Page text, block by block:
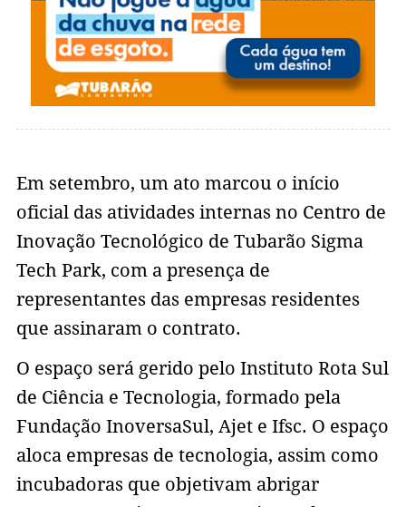
Em setembro, um ato marcou o início
oficial das atividades internas no Centro de
Inovação Tecnológico de Tubarão Sigma
Tech Park, com a presença de
representantes das empresas residentes
que assinaram o contrato.
O espaço será gerido pelo Instituto Rota Sul
de Ciência e Tecnologia, formado pela
Fundação InoversaSul, Ajet e Ifsc. O espaço
aloca empresas de tecnologia, assim como
incubadoras que objetivam abrigar